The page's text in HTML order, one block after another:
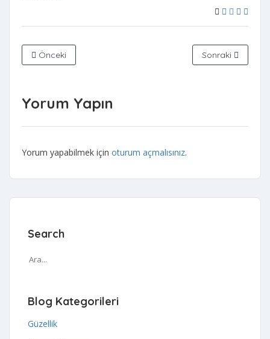
Önceki Sonraki
Yorum Yapın
Yorum yapabilmek için oturum açmalısınız.
Search
Blog Kategorileri
Güzellik